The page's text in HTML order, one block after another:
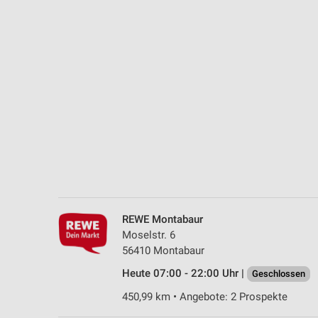
REWE Montabaur
Moselstr. 6
56410 Montabaur
Heute 07:00 - 22:00 Uhr |
Geschlossen
450,99 km • Angebote: 2 Prospekte
Notwendig